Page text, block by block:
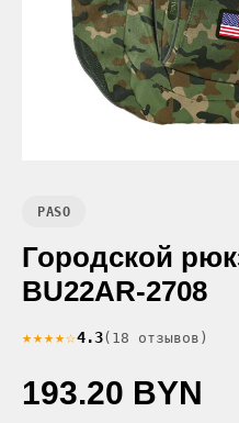
PASO
Городской
BU22AR-2708
★★★★☆4.3(18 отзывов)
193.20 BYN